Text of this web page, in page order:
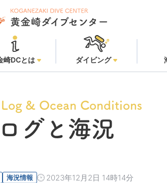
崎DCとは ダイビング
& Ocean Conditions
グと海況
海況情報 2023年12月2日 14時14分